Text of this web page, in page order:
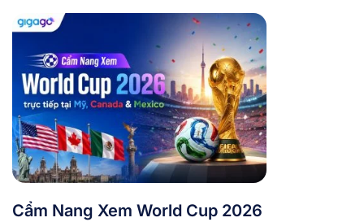
sân bay, việc chủ động mua eSIM trực
tuyến và cài eSIM sẵn trong máy trước
khi bay giúp bạn tiết kiệm thời gian và có
mạng ngay khi […]
Cẩm Nang Xem World Cup 2026